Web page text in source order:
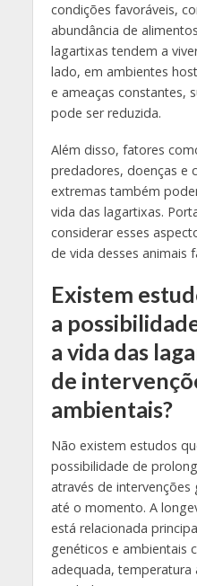
condições favoráveis,
abundância de
lagartixas tendem a
lado, em ambientes
e ameaças constantes,
pode ser reduzida.
Além disso, fatores
predadores, doenças e
extremas também
vida das lagartixas.
considerar esses
de vida desses animais
Existem
a
a vida das
de
ambientais?
Não existem estudos
possibilidade de
através de intervenções
até o momento. A
está relacionada
genéticos e ambientais
adequada, temperatura